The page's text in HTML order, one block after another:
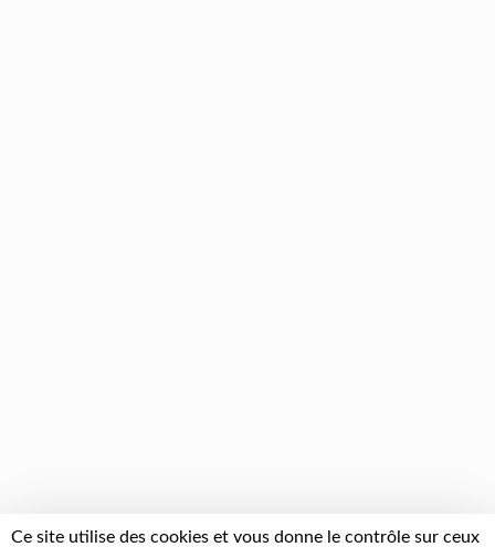
Ce site utilise des cookies et vous donne le contrôle sur ceux